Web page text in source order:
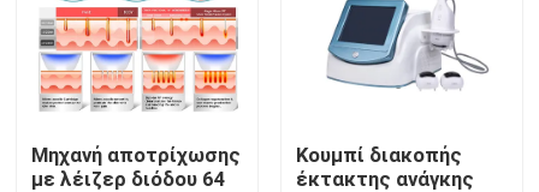
Σπίτι
Μηχανή αποτρίχωσης
με λέιζερ διόδου 64
Κουμπί διακοπής
έκτακτης ανάγκης